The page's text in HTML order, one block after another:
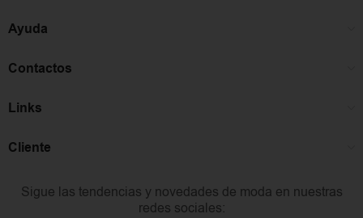
Ayuda
Contactos
Links
Cliente
Sigue las tendencias y novedades de moda en nuestras
redes sociales: